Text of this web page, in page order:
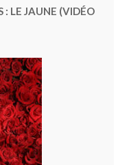
: LE JAUNE (VIDÉO